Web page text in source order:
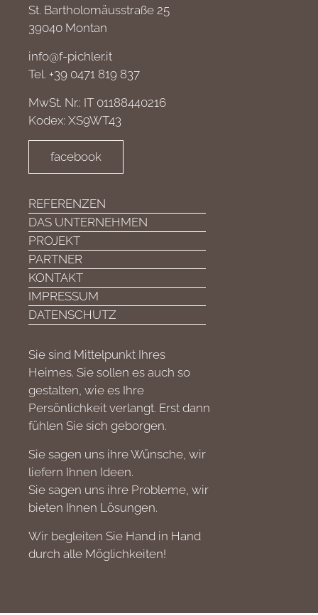
St. Bartholomäusstraße 25
39040 Montan
info@f-pichler.it
Tel. +39 0471 819 837
MwSt. Nr.: IT 01188440216
Kodex: XS9WT43
facebook
REFERENZEN
DAS UNTERNEHMEN
PROJEKT
PARTNER
KONTAKT
IMPRESSUM
DATENSCHUTZ
Sie sind Mittelpunkt Ihres
Heimes. Sie sollen es auch so
gestalten, wie es Ihre
Persönlichkeit verlangt. Erst dann
fühlen Sie sich geborgen.
Sie sagen uns ihre Wünsche, wir
liefern Ihnen Ideen.
Sie sagen uns ihre Probleme, wir
bieten Ihnen Lösungen.
Wir begleiten Sie Hand in Hand
durch alle Möglichkeiten!